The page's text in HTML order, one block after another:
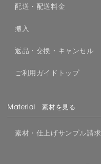
配送・配送料金
搬入
返品・交換・キャンセル
ご利用ガイドトップ
Material 素材を見る
素材・仕上げサンプル請求